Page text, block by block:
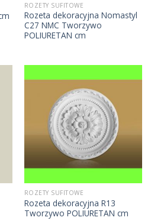
ROZETY SUFITOWE
Rozeta dekoracyjna Nomastyl
C27 NMC Tworzywo
POLIURETAN cm
ROZETY SUFITOWE
Rozeta dekoracyjna R13
Tworzywo POLIURETAN cm